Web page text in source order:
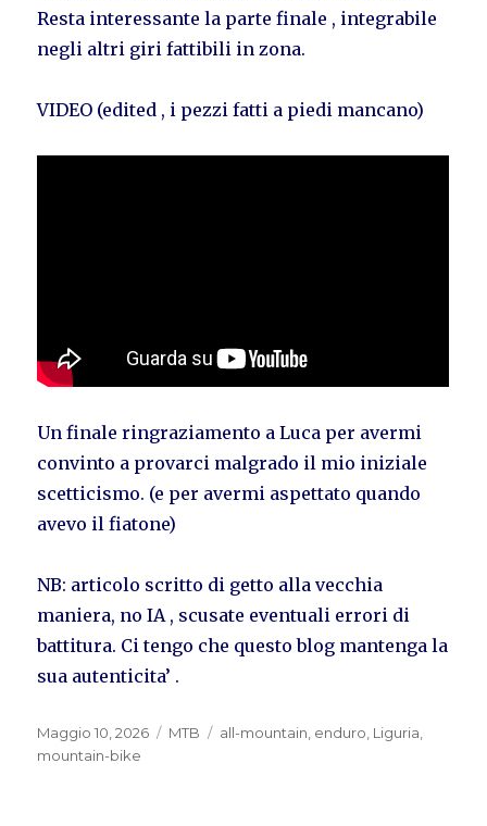
Resta interessante la parte finale , integrabile
negli altri giri fattibili in zona.
VIDEO (edited , i pezzi fatti a piedi mancano)
Un finale ringraziamento a Luca per avermi
convinto a provarci malgrado il mio iniziale
scetticismo. (e per avermi aspettato quando
avevo il fiatone)
NB: articolo scritto di getto alla vecchia
maniera, no IA , scusate eventuali errori di
battitura. Ci tengo che questo blog mantenga la
sua autenticita’ .
Pubblicato
il
Maggio 10, 2026 Categorie
MTB Tag
all-mountain enduro Liguria
mountain-bike